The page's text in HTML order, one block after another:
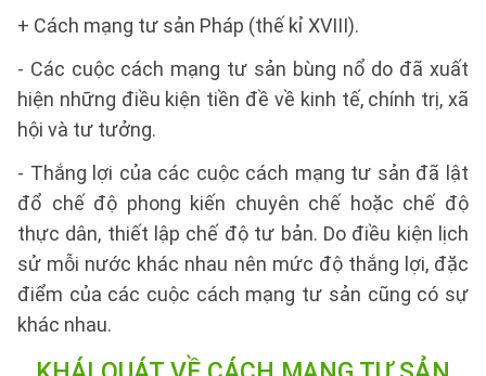
+ Cách mạng tư sản Pháp (thế kỉ XVIII).
- Các cuộc cách mạng tư sản bùng nổ do đã xuất
hiện những điều kiện tiền đề về kinh tế, chính trị, xã
hội và tư tưởng.
- Thắng lợi của các cuộc cách mạng tư sản đã lật
đổ chế độ phong kiến chuyên chế hoặc chế độ
thực dân, thiết lập chế độ tư bản. Do điều kiện lịch
sử mỗi nước khác nhau nên mức độ thắng lợi, đặc
điểm của các cuộc cách mạng tư sản cũng có sự
khác nhau.